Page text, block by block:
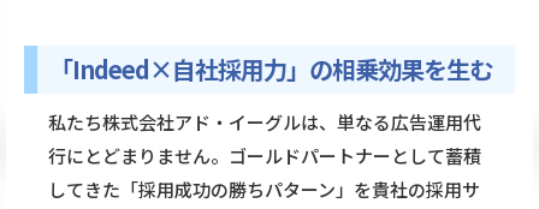
「Indeed×自社採用力」の相乗効果を生む
私たち株式会社アド・イーグルは、単なる広告運用代
行にとどまりません。ゴールドパートナーとして蓄積
してきた「採用成功の勝ちパターン」を貴社の採用サ